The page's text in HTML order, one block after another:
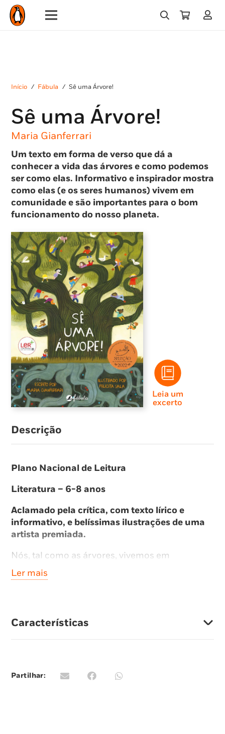
Início / Fábula / Sê uma Árvore!
Sê uma Árvore!
Maria Gianferrari
Um texto em forma de verso que dá a
conhecer a vida das árvores e como podemos
ser como elas. Informativo e inspirador mostra
como elas (e os seres humanos) vivem em
comunidade e são importantes para o bom
funcionamento do nosso planeta.
Leia um
excerto
Descrição
Plano Nacional de Leitura
Literatura – 6-8 anos
Aclamado pela crítica, com texto lírico e
informativo, e belíssimas ilustrações de uma
artista premiada.
Nós, tal como as árvores, vivemos em
comunidade. Partilhamos informação e
alimentos, tomamos conta uns dos outros, e
autoras comparam-nos à beleza e grandeza das
Seleção Caminhos de Leitura 2022
Ler mais
Características
Partilhar: